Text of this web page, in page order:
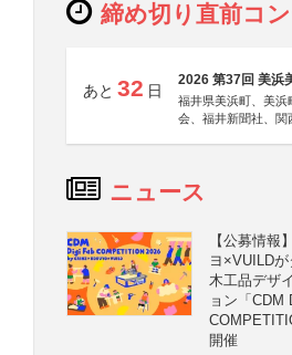
締め切り直前コ
あと 32 日
2026 第37回 美浜
福井県美浜町、美浜
会、福井新聞社、関
ニュース
【公募情報
ヨ×VUILDが
木工品デザ
ョン「CDM
開催